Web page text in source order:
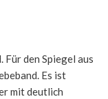
den Spiegel aus
Es ist
mit deutlich